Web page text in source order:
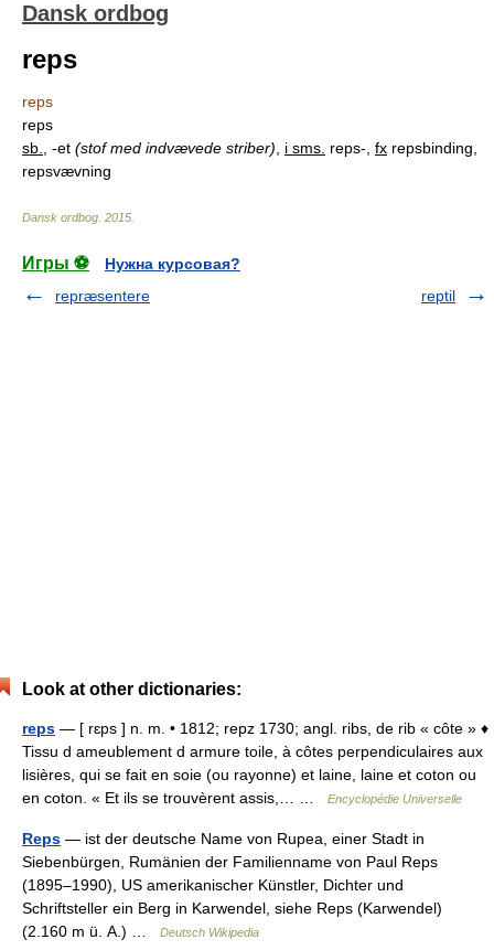
Dansk ordbog
reps
reps
reps
sb.
, -et (stof med indvævede striber) i sms. reps-, fx repsbinding,
repsvævning
Dansk ordbog 2015
Игры ⚽
Нужна курсовая?
repræsentere
reptil
Look at other dictionaries:
reps — [ rɛps ] n. m. • 1812; repz 1730; angl. ribs, de rib « côte » ♦
Tissu d ameublement d armure toile, à côtes perpendiculaires aux
lisières, qui se fait en soie (ou rayonne) et laine, laine et coton ou
en coton. « Et ils se trouvèrent assis,… …
Encyclopédie Universelle
Reps — ist der deutsche Name von Rupea, einer Stadt in
Siebenbürgen, Rumänien der Familienname von Paul Reps
(1895–1990), US amerikanischer Künstler, Dichter und
Schriftsteller ein Berg in Karwendel, siehe Reps (Karwendel)
(2.160 m ü. A.) …
Deutsch Wikipedia